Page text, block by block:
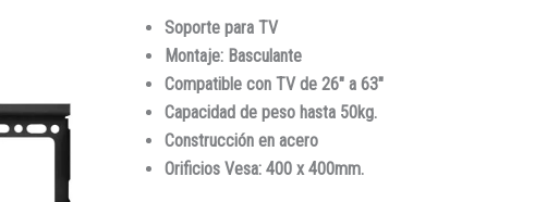
Soporte para TV
Montaje: Basculante
Compatible con TV de 26″ a 63″
Capacidad de peso hasta 50kg.
Construcción en acero
Orificios Vesa: 400 x 400mm.